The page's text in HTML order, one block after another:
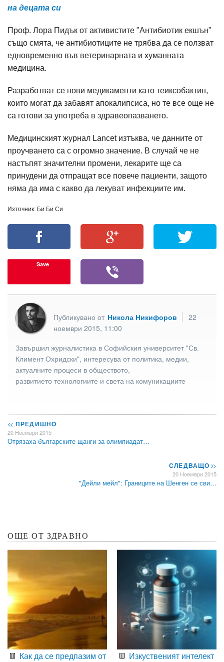
на децата си
Проф. Лора Пидък от активистите "Антибиотик екшън"
също смята, че антибиотиците не трябва да се ползват
едновременно във ветеринарната и хуманната
медицина.
Разработват се нови медикаменти като теиксобактин,
които могат да забавят апокалипсиса, но те все още не
са готови за употреба в здравеопазването.
Медицинският журнал Lancet изтъква, че данните от
проучването са с огромно значение. В случай че не
настъпят значителни промени, лекарите ще са
принудени да отпращат все повече пациенти, защото
няма да има с какво да лекуват инфекциите им.
Източник: Би Би Си
Save
Публикувано от Никола Никифоров
22
ноември 2015, 11:00
Завършил журналистика в Софийския университет "Св.
Климент Охридски", интересува от политика, медии,
актуалните процеси в обществото,
развитието технологиите и света на комуникациите
<< ПРЕДИШНО
20 Ноември 2015
Отрязаха българските щанги за олимпиадат…
СЛЕДВАЩО>>
20 Ноември 2015
"Дейли мейл": Границите на Шенген се сви…
ОЩЕ ОТ ЗДРАВНО
Как да се предпазим от
Изкуственият интелект